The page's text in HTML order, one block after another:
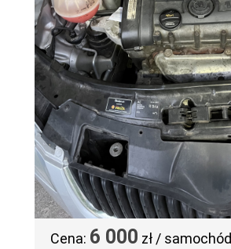
Cena: 6 000 zł / samochód